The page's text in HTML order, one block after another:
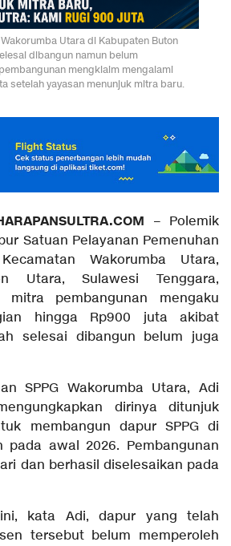
Utara di Kabupaten Buton
dibangun namun belum
mengklaim mengalami
setelah yayasan menunjuk mitra baru.
– Polemik
Satuan Pelayanan Pemenuhan
Wakorumba Utara,
Utara, Sulawesi Tenggara,
mitra pembangunan mengaku
hingga Rp900 juta akibat
selesai dibangun belum juga
SPPG Wakorumba Utara, Adi
dirinya ditunjuk
membangun dapur SPPG di
pada awal 2026. Pembangunan
dan berhasil diselesaikan pada
kata Adi, dapur yang telah
tersebut belum memperoleh